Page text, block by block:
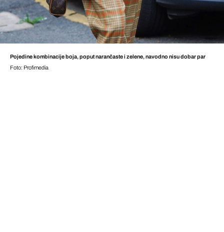
Pojedine kombinacije boja, poput narančaste i zelene, navodno nisu dobar par
Foto: Profimedia